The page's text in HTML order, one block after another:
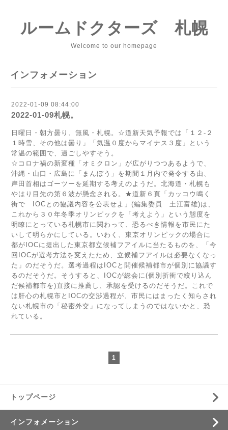
ルームドクターズ 札幌
Welcome to our homepage
インフォメーション
2022-01-09 08:44:00
2022-01-09札幌。
日曜日・朝方曇り、無風・札幌。☆道新天気予報では「１２-２
１時雪、その他は曇り」「気温０度からマイナス３度」という
常温の範囲で、過ごしやすそう。
☆コロナ禍の新変種「オミクロン」が広がりつつあるようで、
沖縄・山口・広島に「まんぼう」を期間１月内で発令する由、
岸田首相はゴーツーを延期する考えのようだ。北海道・札幌も
やはり目先の第６波が懸念される。★道新６頁「カッコウ鳴く
街で IOCとの協議内容を公表せよ」(編集委員 土江富雄)は、
これから３０年冬季オリンピックを「考えよう」という態度を
明瞭にとっている札幌市に関わって、恐るべき情報を市民にた
いして明らかにしている。いわく、東京オリンピックの場合に
都がIOCに提出した東京都立候補フアイルに当たるものを、「今
回IOCが選考方法を変えたため、立候補フアイルは必要なくなっ
た」のだそうだ。選考過程はIOCと開催候補都市が個別に協議す
るのだそうだ。そうすると、IOCが総会に(個別折衝で絞り込ん
だ候補都市を)直接に推薦し、承認を受けるのだそうだ。これで
は肝心の札幌市とIOCの交渉過程が、市民にはまったく知らされ
ない札幌市の「秘密外交」になってしまうのではないかと、恐
れている。
1
トップページ
インフォメーション